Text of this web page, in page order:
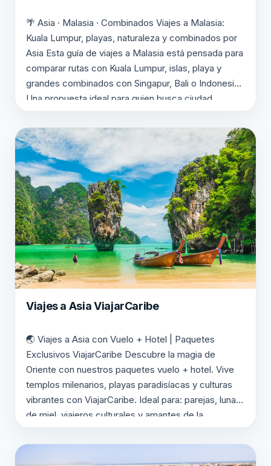
🌴 Asia · Malasia · Combinados Viajes a Malasia:
Kuala Lumpur, playas, naturaleza y combinados por
Asia Esta guía de viajes a Malasia está pensada para
comparar rutas con Kuala Lumpur, islas, playa y
grandes combinados con Singapur, Bali o Indonesia.
Una propuesta ideal para quien busca ciudad,
de…
Viajes a Asia ViajarCaribe
🌏 Viajes a Asia con Vuelo + Hotel | Paquetes
Exclusivos ViajarCaribe Descubre la magia de
Oriente con nuestros paquetes vuelo + hotel. Vive
templos milenarios, playas paradisíacas y culturas
vibrantes con ViajarCaribe. Ideal para: parejas, lunas
de miel, viajeros culturales y amantes de la
noches y categoría…